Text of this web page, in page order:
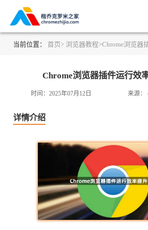
当前位置： 首页> 浏览器教程>Chrome浏览器
Chrome浏览器插件运行效
时间：2025年07月12日 来源：
详情介绍